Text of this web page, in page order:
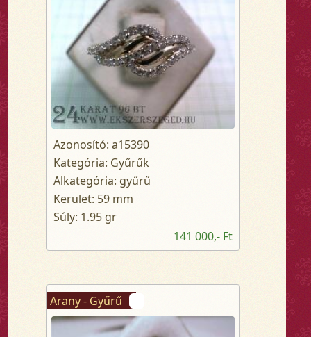
Azonosító: a15390
Kategória: Gyűrűk
Alkategória: gyűrű
Kerület: 59 mm
Súly: 1.95 gr
141 000,- Ft
Arany - Gyűrű